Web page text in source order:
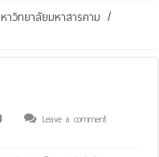
าวิทยาลัยมหาสารคาม /
Leave a comment